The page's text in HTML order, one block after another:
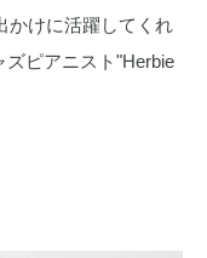
かけに活躍してくれ
ズピアニスト"Herbie